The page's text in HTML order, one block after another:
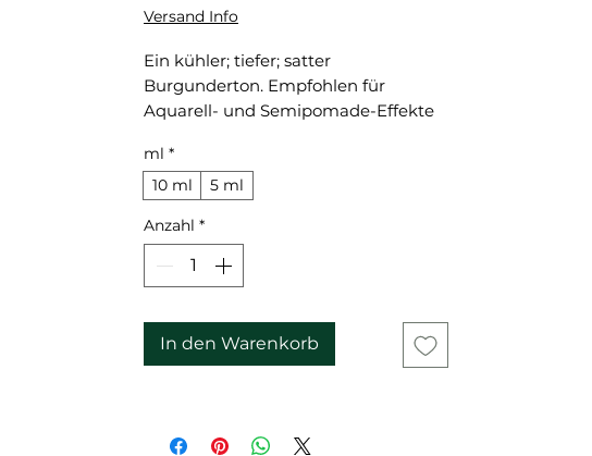
Versand Info
Ein kühler; tiefer; satter
Burgunderton. Empfohlen für
Aquarell- und Semipomade-Effekte
Ideal für Blondinen oder Kunden mit
dunklem Haar; braunen Augen und
auf dünnen; kalten Lippen im Alter
ist nicht zu empfehlen.
Es passt hervorragend zu allen
ml *
10 ml
5 ml
Anzahl *
In den Warenkorb